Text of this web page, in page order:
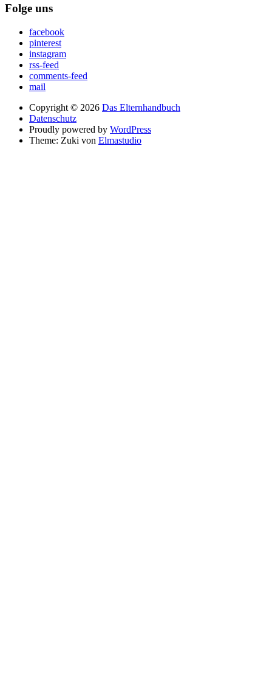
Folge uns
facebook
pinterest
instagram
rss-feed
comments-feed
mail
Copyright © 2026 Das Elternhandbuch
Datenschutz
Proudly powered by WordPress
Theme: Zuki von Elmastudio